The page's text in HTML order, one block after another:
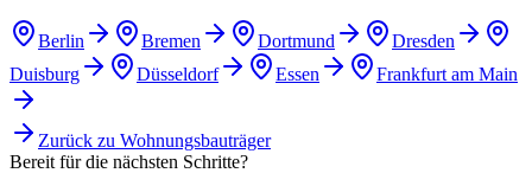
Berlin Bremen Dortmund
Dresden
Duisburg
Düsseldorf Essen Frankfurt am Main
Zurück zu Wohnungsbauträger
Bereit für die nächsten Schritte?